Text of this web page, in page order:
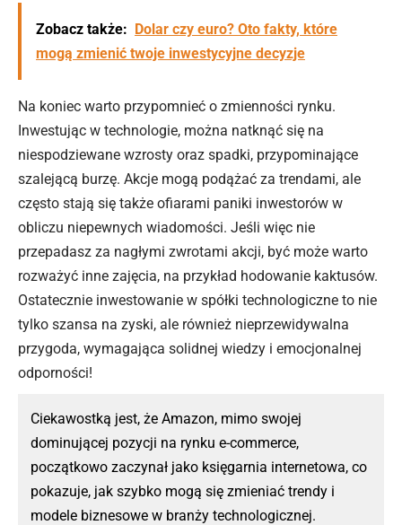
Zobacz także: Dolar czy euro? Oto fakty, które
mogą zmienić twoje inwestycyjne decyzje
Na koniec warto przypomnieć o zmienności rynku.
Inwestując w technologie, można natknąć się na
niespodziewane wzrosty oraz spadki, przypominające
szalejącą burzę. Akcje mogą podążać za trendami, ale
często stają się także ofiarami paniki inwestorów w
obliczu niepewnych wiadomości. Jeśli więc nie
przepadasz za nagłymi zwrotami akcji, być może warto
rozważyć inne zajęcia, na przykład hodowanie kaktusów.
Ostatecznie inwestowanie w spółki technologiczne to nie
tylko szansa na zyski, ale również nieprzewidywalna
przygoda, wymagająca solidnej wiedzy i emocjonalnej
odporności!
Ciekawostką jest, że Amazon, mimo swojej
dominującej pozycji na rynku e-commerce,
początkowo zaczynał jako księgarnia internetowa, co
pokazuje, jak szybko mogą się zmieniać trendy i
modele biznesowe w branży technologicznej.